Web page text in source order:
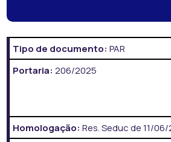
Tipo de documento: PAR
Portaria: 206/2025
Homologação: Res. Seduc de 11/